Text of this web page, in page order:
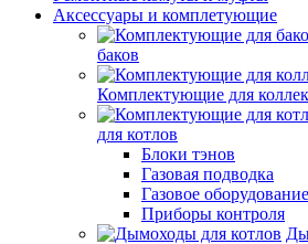
Аксессуары и комплетующие
баков
Комплектующие для
для котлов
Блоки тэнов
Газовая подводка
Газовое оборудование
Приборы контроля